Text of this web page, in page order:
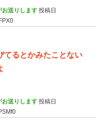
お送りします 投稿日
てるとかみたことない
お送りします 投稿日